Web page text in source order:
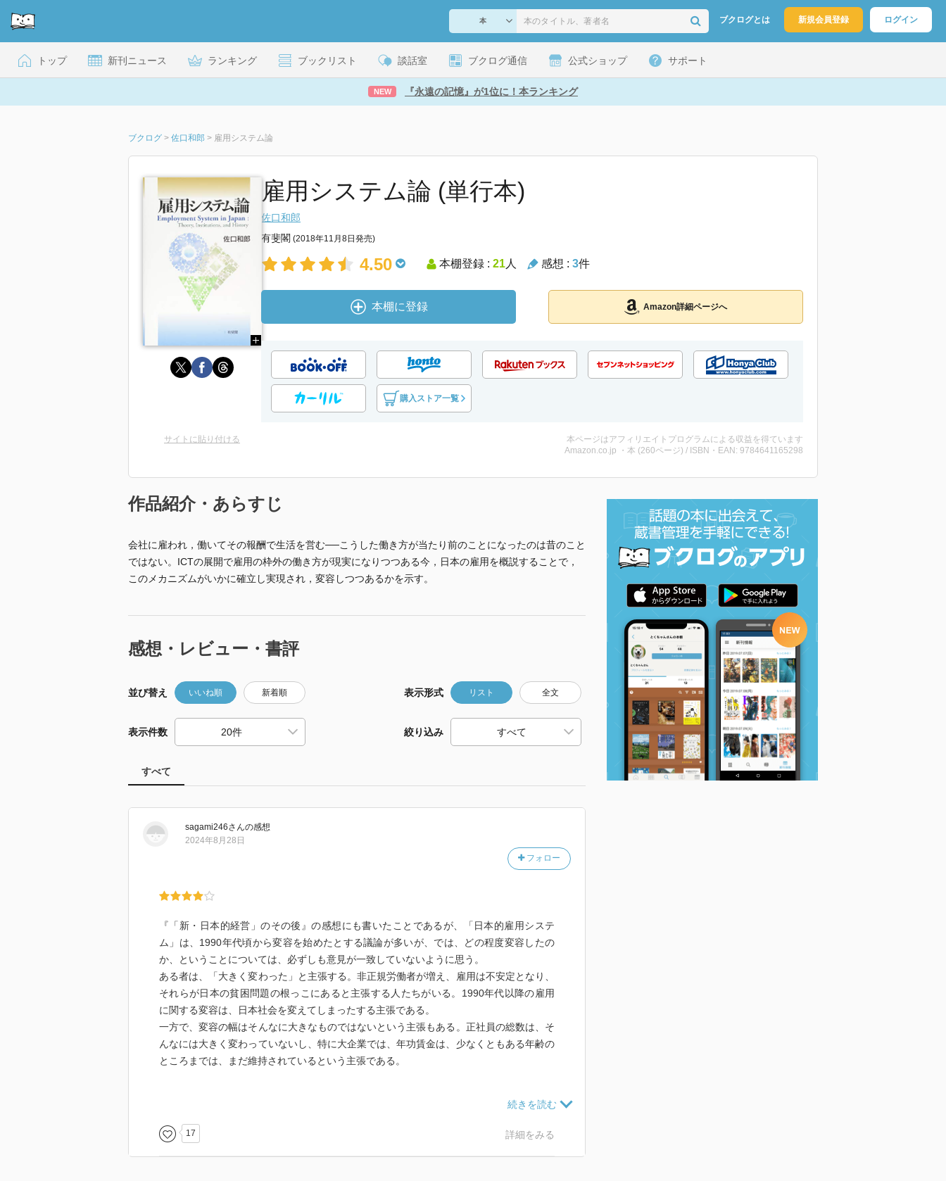
ブクログとは 新規会員登録 ログイン
トップ 新刊ニュース ランキング ブックリスト 談話室 ブクログ通信 公式ショップ サポート
NEW 『永遠の記憶』が1位に！本ランキング
ブクログ > 佐口和郎 > 雇用システム論
雇用システム論 (単行本)
佐口和郎
有斐閣 (2018年11月8日発売)
4.50 本棚登録 : 21人 感想 : 3件
本棚に登録 Amazon詳細ページへ
購入ストア一覧
サイトに貼り付ける
本ページはアフィリエイトプログラムによる収益を得ています
Amazon.co.jp ・本 (260ページ) / ISBN・EAN: 9784641165298
作品紹介・あらすじ
会社に雇われ，働いてその報酬で生活を営む──こうした働き方が当たり前のことになったのは昔のこと
ではない。ICTの展開で雇用の枠外の働き方が現実になりつつある今，日本の雇用を概説することで，
このメカニズムがいかに確立し実現され，変容しつつあるかを示す。
感想・レビュー・書評
並び替え いいね順 新着順 表示形式 リスト 全文
表示件数 絞り込み
すべて
sagami246さんの感想
フォロー
2024年8月28日
『「新・日本的経営」のその後』の感想にも書いたことであるが、「日本的雇用システ
ム」は、1990年代頃から変容を始めたとする議論が多いが、では、どの程度変容したの
か、ということについては、必ずしも意見が一致していないように思う。
ある者は、「大きく変わった」と主張する。非正規労働者が増え、雇用は不安定となり、
それらが日本の貧困問題の根っこにあると主張する人たちがいる。1990年代以降の雇用
に関する変容は、日本社会を変えてしまったする主張である。
一方で、変容の幅はそんなに大きなものではないという主張もある。正社員の総数は、そ
んなには大きく変わっていないし、特に大企業では、年功賃金は、少なくともある年齢の
ところまでは、まだ維持されているという主張である。
「日本的雇用システム」は、「年功賃金制度」を中心として、「雇用調整制度（マイル
ド）」「新卒一括採用制度」「定年制度」「非正規雇用に関わる諸制度」「女性雇用に関
わる諸制度」、更には雇用制度の外側にある「雇用政策」「労使関係」などが、相互補完
17 詳細をみる